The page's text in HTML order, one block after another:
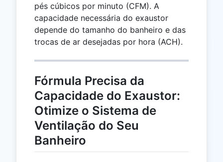
pés cúbicos por minuto (CFM). A
capacidade necessária do exaustor
depende do tamanho do banheiro e das
trocas de ar desejadas por hora (ACH).
Fórmula Precisa da
Capacidade do Exaustor:
Otimize o Sistema de
Ventilação do Seu
Banheiro